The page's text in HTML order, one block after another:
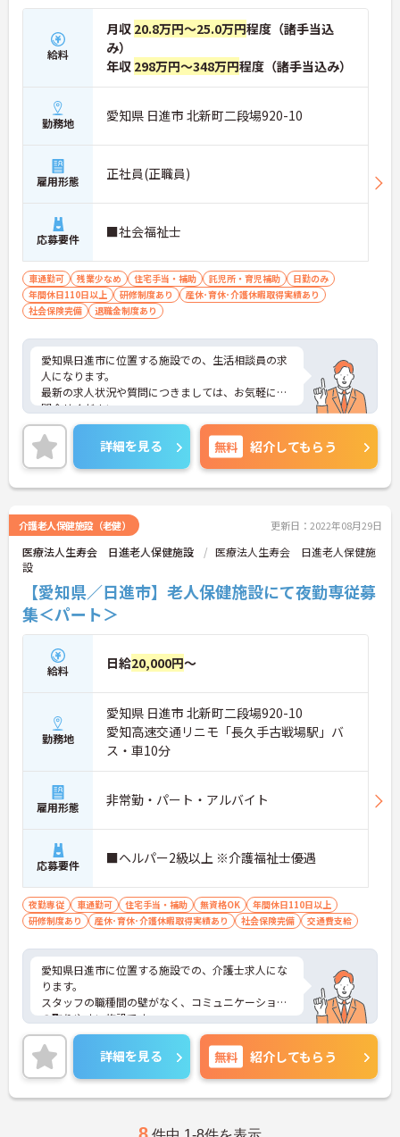
給料
月収 20.8万円～25.0万円程度（諸手当込
み）
年収 298万円～348万円程度（諸手当込み）
勤務地 愛知県 日進市 北新町二段場920-10
雇用形態 正社員(正職員)
応募要件 ■社会福祉士
車通勤可 残業少なめ 住宅手当・補助 託児所・育児補助
日勤のみ
年間休日110日以上
研修制度あり
産休･育休･介護休暇取得実績あり
社会保険完備
退職金制度あり
愛知県日進市に位置する施設での、生活相談員の求
人になります。
最新の求人状況や質問につきましては、お気軽にお
問合せください。
詳細を見る 無料 紹介してもらう
介護老人保健施設（老健） 更新日：2022年08月29日
医療法人生寿会 日進老人保健施設
医療法人生寿会 日進老人保健施
設
【愛知県／日進市】老人保健施設にて夜勤専従募
集＜パート＞
給料 日給20,000円～
勤務地
愛知県 日進市 北新町二段場920-10
愛知高速交通リニモ「長久手古戦場駅」バ
ス・車10分
雇用形態 非常勤・パート・アルバイト
応募要件 ■ヘルパー2級以上 ※介護福祉士優遇
夜勤専従 車通勤可 住宅手当・補助 無資格OK
年間休日110日以上
研修制度あり
産休･育休･介護休暇取得実績あり 社会保険完備 交通費支給
愛知県日進市に位置する施設での、介護士求人にな
ります。
スタッフの職種間の壁がなく、コミュニケーション
の取りやすい施設です。
30-50代の方が多く活躍されております。勤続年数
が5年以上の方が多いため、離職率も低く長く働き
やすい環境ですよ♪
最新の求人状況や質問につきましては、お気軽にお
問合せください。
詳細を見る 無料 紹介してもらう